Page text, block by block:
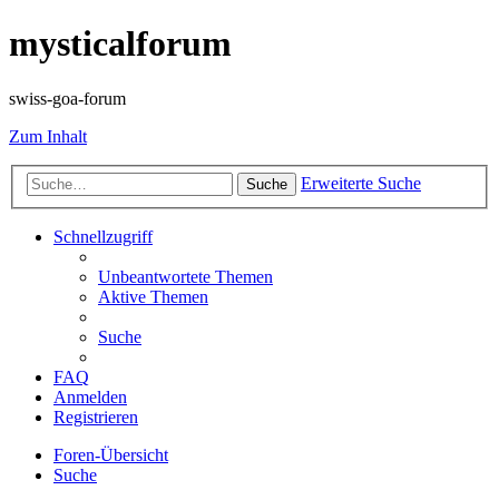
mysticalforum
swiss-goa-forum
Zum Inhalt
Suche Erweiterte Suche
Schnellzugriff
Unbeantwortete Themen
Aktive Themen
Suche
FAQ
Anmelden
Registrieren
Foren-Übersicht
Suche